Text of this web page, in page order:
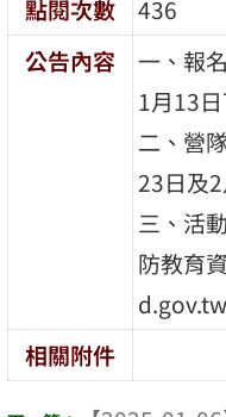
點閱次數
436
公告內容
一、報
1月13
二、營
23日及2
三、活
防教育
相關附件